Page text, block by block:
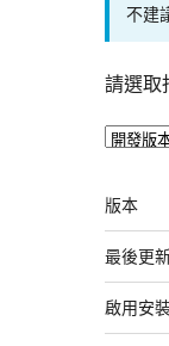
不建
請選取
中
繼
資
料
版本
最後更
啟用安